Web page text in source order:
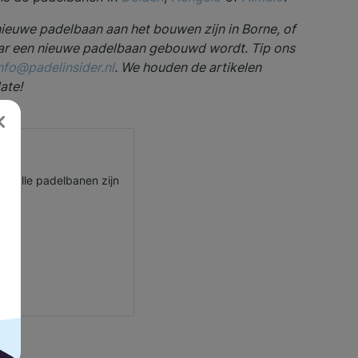
padelbaan aan het bouwen zijn in Borne, of
een nieuwe padelbaan gebouwd wordt. Tip ons
. We houden de artikelen
alle padelbanen zijn